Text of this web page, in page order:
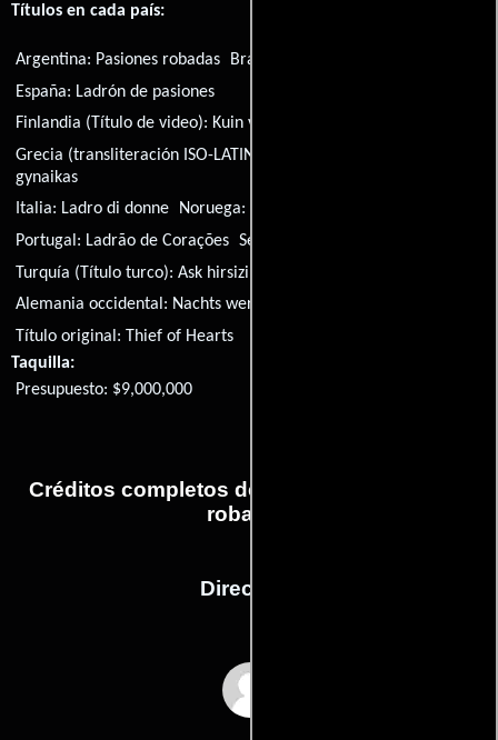
Títulos en cada país:
Argentina: Pasiones robadas Brasil:
España: Ladrón de pasiones
Finlandia (Título de video): Kuin varas yöllä
Grecia (transliteración ISO-LATIN-1):
gynaikas
Italia: Ladro di donne Noruega:
Portugal: Ladrão de Corações Serbia:
Turquía (Título turco):Ask hirsizi
Alemania occidental: Nachts werden Träume wahr
Título original:Thief of Hearts
Taquilla:
Presupuesto: $9,000,000
Créditos completos de la película Pasiones
robadas
Dirección